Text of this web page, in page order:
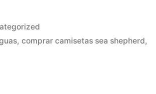
,comprar camisetas sea shepherd,